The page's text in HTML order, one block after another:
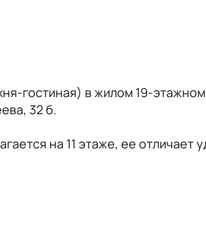
гостиная) в жилом 19-
32 б.
на 11 этаже, ее отличает